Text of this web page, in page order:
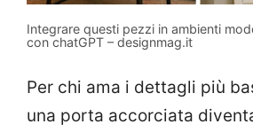
Integrare questi pezzi in ambienti
con chatGPT – designmag.it
Per chi ama i dettagli più
una porta accorciata